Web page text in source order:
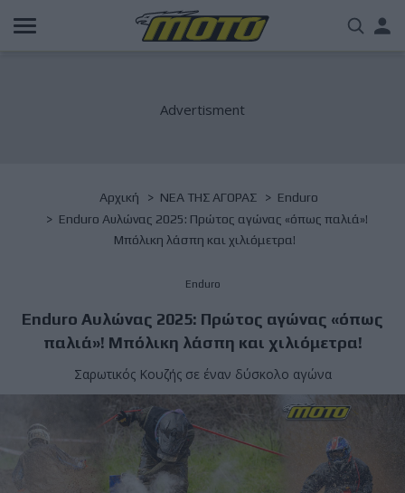
Παράκαμψη
προς
Breadcrumb
Αρχική NΕΑ ΤΗΣ ΑΓΟΡΑΣ
Enduro
Enduro Αυλώνας 2025: Πρώτος αγώνας «όπως παλιά»!
Μπόλικη λάσπη και χιλιόμετρα!
Enduro
Enduro Αυλώνας 2025: Πρώτος αγώνας «όπως
παλιά»! Μπόλικη λάσπη και χιλιόμετρα!
Σαρωτικός Κουζής σε έναν δύσκολο αγώνα